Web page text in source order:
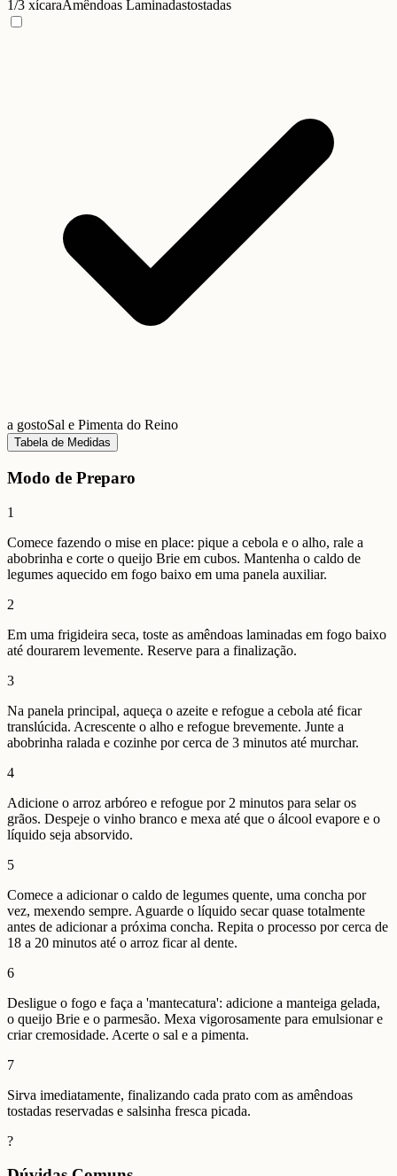
1/3 xícaraAmêndoas Laminadastostadas
a gostoSal e Pimenta do Reino
Tabela de Medidas
Modo de Preparo
1
Comece fazendo o mise en place: pique a cebola e o alho, rale a
abobrinha e corte o queijo Brie em cubos. Mantenha o caldo de
legumes aquecido em fogo baixo em uma panela auxiliar.
2
Em uma frigideira seca, toste as amêndoas laminadas em fogo baixo
até dourarem levemente. Reserve para a finalização.
3
Na panela principal, aqueça o azeite e refogue a cebola até ficar
translúcida. Acrescente o alho e refogue brevemente. Junte a
abobrinha ralada e cozinhe por cerca de 3 minutos até murchar.
4
Adicione o arroz arbóreo e refogue por 2 minutos para selar os
grãos. Despeje o vinho branco e mexa até que o álcool evapore e o
líquido seja absorvido.
5
Comece a adicionar o caldo de legumes quente, uma concha por
vez, mexendo sempre. Aguarde o líquido secar quase totalmente
antes de adicionar a próxima concha. Repita o processo por cerca de
18 a 20 minutos até o arroz ficar al dente.
6
Desligue o fogo e faça a 'mantecatura': adicione a manteiga gelada,
o queijo Brie e o parmesão. Mexa vigorosamente para emulsionar e
criar cremosidade. Acerte o sal e a pimenta.
7
Sirva imediatamente, finalizando cada prato com as amêndoas
tostadas reservadas e salsinha fresca picada.
?